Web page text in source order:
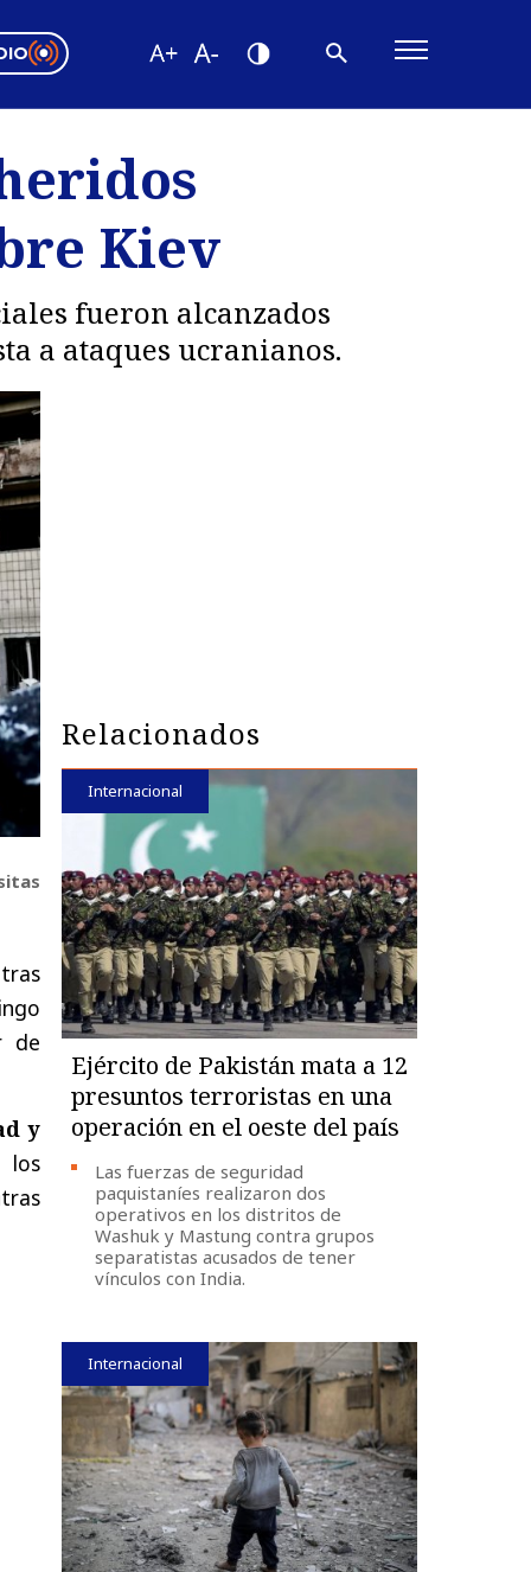
Kiev
fueron alcanzados
a ataques ucranianos.
tras
de
y
los
Relacionados
Internacional
Ejército de Pakistán mata a 12
presuntos terroristas en una
operación en el oeste del país
Las fuerzas de seguridad
paquistaníes realizaron dos
operativos en los distritos de
Washuk y Mastung contra grupos
separatistas acusados de tener
vínculos con India.
Internacional